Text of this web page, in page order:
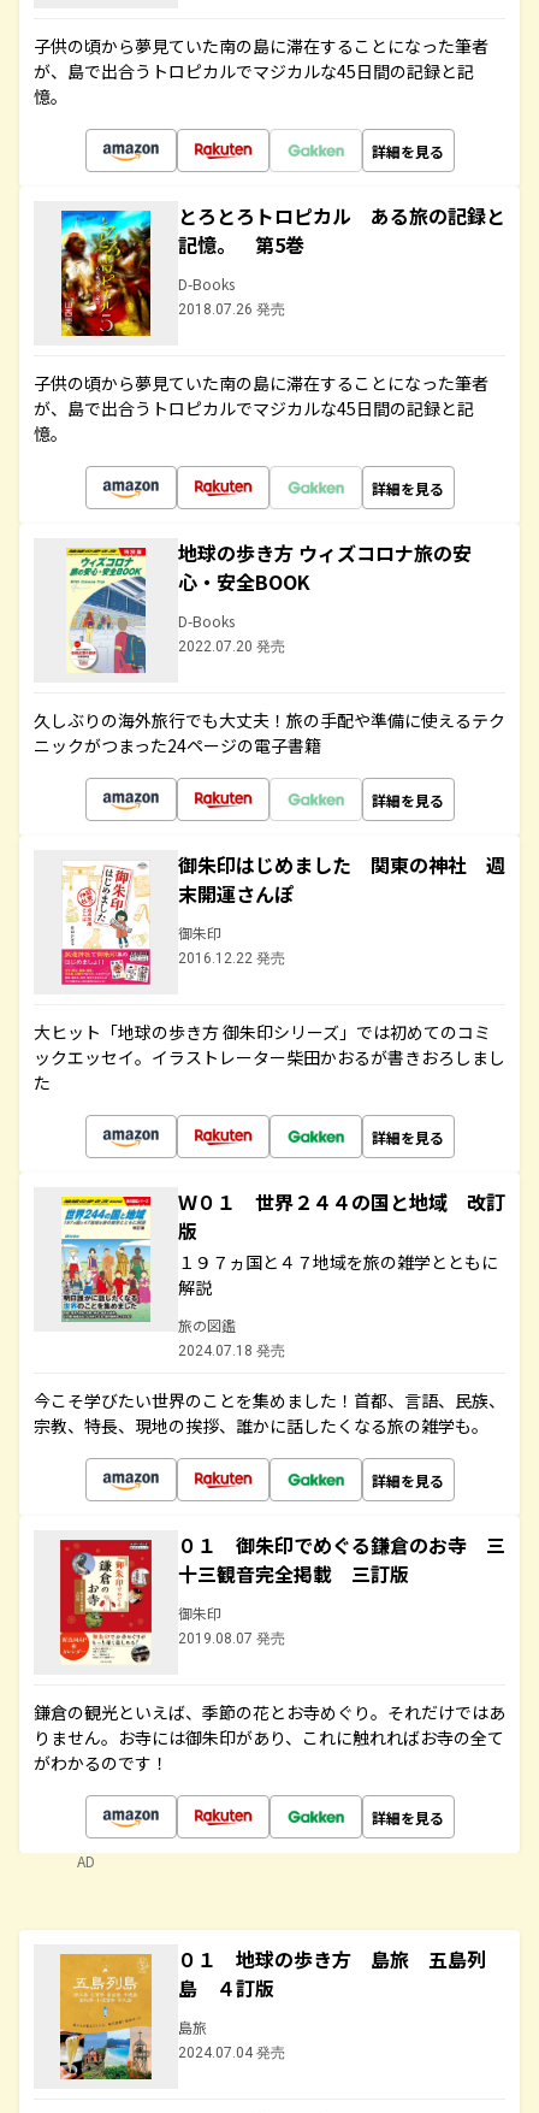
子供の頃から夢見ていた南の島に滞在することになった筆者
が、島で出合うトロピカルでマジカルな45日間の記録と記
憶。
詳細を見る
とろとろトロピカル ある旅の記録と
記憶。 第5巻
D-Books
2018.07.26 発売
子供の頃から夢見ていた南の島に滞在することになった筆者
が、島で出合うトロピカルでマジカルな45日間の記録と記
憶。
詳細を見る
地球の歩き方 ウィズコロナ旅の安
心・安全BOOK
D-Books
2022.07.20 発売
久しぶりの海外旅行でも大丈夫！旅の手配や準備に使えるテク
ニックがつまった24ページの電子書籍
詳細を見る
御朱印はじめました 関東の神社 週
末開運さんぽ
御朱印
2016.12.22 発売
大ヒット「地球の歩き方 御朱印シリーズ」では初めてのコミ
ックエッセイ。イラストレーター柴田かおるが書きおろしまし
た
詳細を見る
Ｗ０１ 世界２４４の国と地域 改訂
版
１９７ヵ国と４７地域を旅の雑学とともに
解説
旅の図鑑
2024.07.18 発売
今こそ学びたい世界のことを集めました！首都、言語、民族、
宗教、特長、現地の挨拶、誰かに話したくなる旅の雑学も。
詳細を見る
０１ 御朱印でめぐる鎌倉のお寺 三
十三観音完全掲載 三訂版
御朱印
2019.08.07 発売
鎌倉の観光といえば、季節の花とお寺めぐり。それだけではあ
りません。お寺には御朱印があり、これに触れればお寺の全て
がわかるのです！
詳細を見る
AD
０１ 地球の歩き方 島旅 五島列
島 ４訂版
島旅
2024.07.04 発売